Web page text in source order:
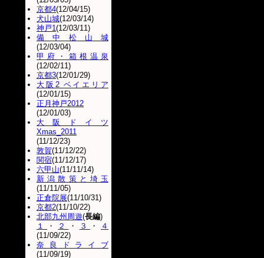
京都4(12/04/15)
犬山城(12/03/14)
神戸1(12/03/11)
備中松山城
(12/03/04)
甲府・箱根温泉
(12/02/11)
京都3(12/01/29)
大阪2 ベイエリア
(12/01/15)
正月神戸2012
(12/01/03)
大阪ドイツ
Xmas_2011
(11/12/23)
敦賀(11/12/22)
関宿(11/12/17)
六甲山(11/11/14)
新潟散策と埼玉
(11/11/05)
正倉院展(11/10/31)
京都2(11/10/22)
北部九州周遊(長編)
１
・ ２ ・ ３ ・
４
(11/09/22)
奈良ドライブ
(11/09/19)